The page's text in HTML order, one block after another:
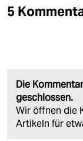
5
Die
geschlossen.
Wir öffnen die
Artikeln für